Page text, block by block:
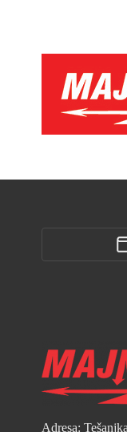
Adresa: